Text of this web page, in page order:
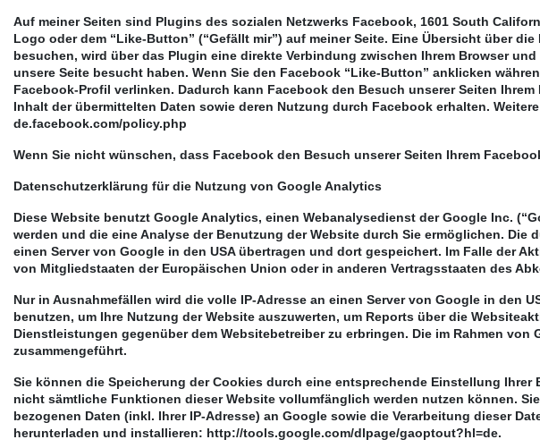
Auf meiner Seiten sind Plugins des sozialen Netzwerks Facebook, 1601 South
Logo oder dem “Like-Button” (“Gefällt mir”) auf meiner Seite. Eine Übersicht über
besuchen, wird über das Plugin eine direkte Verbindung zwischen Ihrem Browser
unsere Seite besucht haben. Wenn Sie den Facebook “Like-Button” anklicken
Facebook-Profil verlinken. Dadurch kann Facebook den Besuch unserer Seiten
Inhalt der übermittelten Daten sowie deren Nutzung durch Facebook erhalten.
de.facebook.com/policy.php
Wenn Sie nicht wünschen, dass Facebook den Besuch unserer Seiten Ihrem
Datenschutzerklärung für die Nutzung von Google Analytics
Diese Website benutzt Google Analytics, einen Webanalysedienst der Google Inc.
werden und die eine Analyse der Benutzung der Website durch Sie ermöglichen.
einen Server von Google in den USA übertragen und dort gespeichert. Im Falle der
von Mitgliedstaaten der Europäischen Union oder in anderen Vertragsstaaten des
Nur in Ausnahmefällen wird die volle IP-Adresse an einen Server von Google in den
benutzen, um Ihre Nutzung der Website auszuwerten, um Reports über die
Dienstleistungen gegenüber dem Websitebetreiber zu erbringen. Die im Rahmen
zusammengeführt.
Sie können die Speicherung der Cookies durch eine entsprechende Einstellung
nicht sämtliche Funktionen dieser Website vollumfänglich werden nutzen können.
bezogenen Daten (inkl. Ihrer IP-Adresse) an Google sowie die Verarbeitung dieser
herunterladen und installieren: http://tools.google.com/dlpage/gaoptout?hl=de.